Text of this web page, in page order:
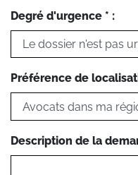
Degré d'urgence * :
Préférence de
Description de la